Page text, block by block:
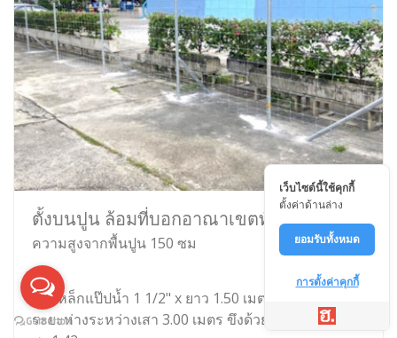
ตั้งบนปูน ล้อมที่บอกอาณาเขตทั่วไป
ความสูงจากพื้นปูน 150 ซม
เสาเหล็กแป๊ปน้ำ 1 1/2" x ยาว 1.50 เมตร ติดเพลทบนปูน
ระยะห่างระหว่างเสา 3.00 เมตร ขึงด้วยตาข่ายไวน์แมน
เว็บไซต์นี้ใช้คุกกี้
ตั้งค่าด้านล่าง
ยอมรับทั้งหมด
การตั้งค่าคุกกี้